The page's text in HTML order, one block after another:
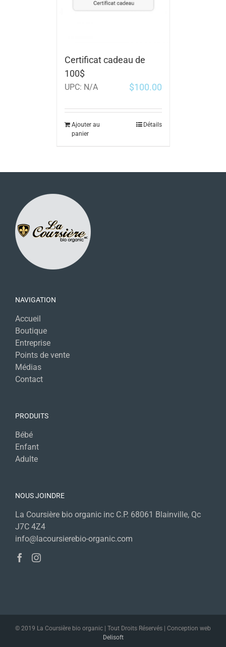
Certificat cadeau de
100$
UPC: N/A $100.00
Ajouter au
panier
Détails
NAVIGATION
Accueil
Boutique
Entreprise
Points de vente
Médias
Contact
PRODUITS
Bébé
Enfant
Adulte
NOUS JOINDRE
La Coursière bio organic inc C.P. 68061 Blainville, Qc
J7C 4Z4
info@lacoursierebio-organic.com
© 2019 La Coursière bio organic | Tout Droits Réservés | Conception web
Delisoft